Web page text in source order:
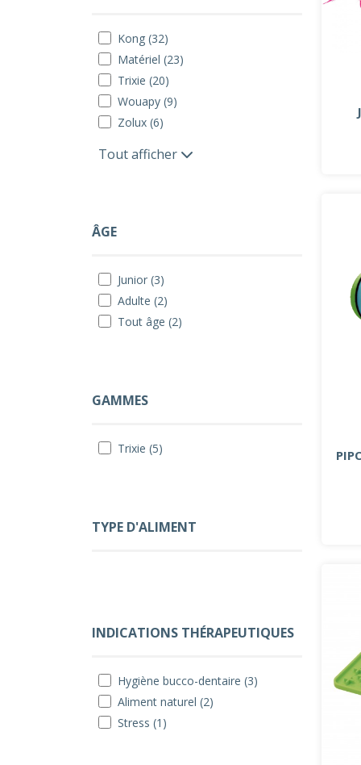
Kong (32)
Matériel (23)
Trixie (20)
Wouapy (9)
Zolux (6)
Tout afficher
ÂGE
Junior (3)
Adulte (2)
Tout âge (2)
GAMMES
Trixie (5)
TYPE D'ALIMENT
INDICATIONS THÉRAPEUTIQUES
Hygiène bucco-dentaire (3)
Aliment naturel (2)
Stress (1)